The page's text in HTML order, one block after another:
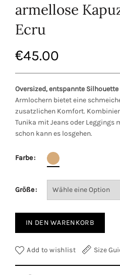
armellose
Ecru
€45.00
Oversized, entspannte Silhouette
Armlochern bietet eine
zusatzlichen Komfort.
Tunika mit Jeans oder Leggings
schon kann es losgehen.
Farbe
Größe
IN DEN WARENKORB
Add to wishlist Size